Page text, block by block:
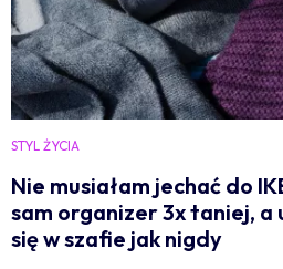
STYL ŻYCIA
Nie musiałam jechać do
sam organizer 3x taniej, a
się w szafie jak nigdy